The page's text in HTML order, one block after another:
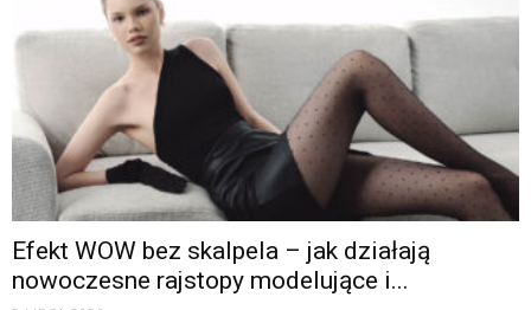
Efekt WOW bez skalpela – jak działają
nowoczesne rajstopy modelujące i...